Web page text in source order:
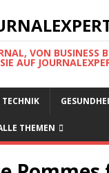
VON BUSINESS
AUF
THEMEN